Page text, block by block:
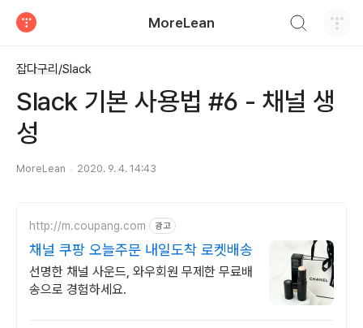
MoreLean
잡다구리/Slack
Slack 기본 사용법 #6 - 채널 생
성
MoreLean 2020. 9. 4. 14:43
http://m.coupang.com 광고
채널 쿠팡 오늘주문 내일도착 로켓배송
선명한 채널 사운드, 와우회원 무제한 무료배
송으로 경험하세요.